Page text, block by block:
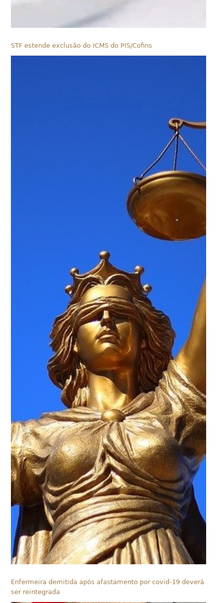
STF estende exclusão do ICMS do PIS/Cofins
Enfermeira demitida após afastamento por covid-19 deverá
ser reintegrada